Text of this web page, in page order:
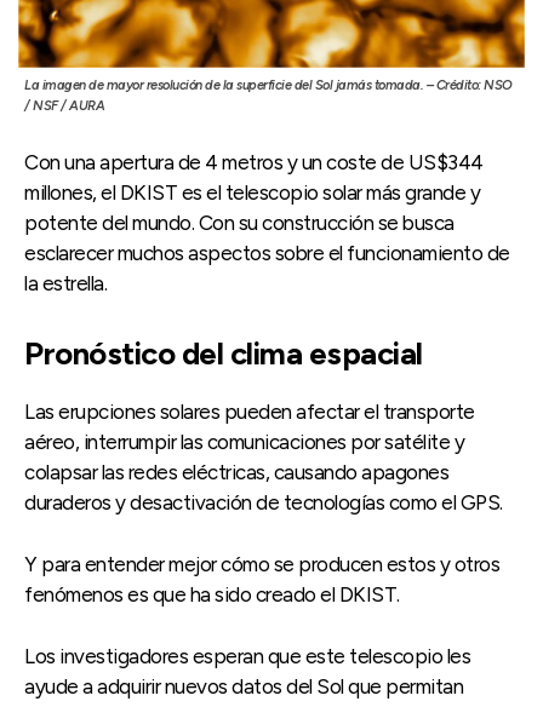
La imagen de mayor resolución de la superficie del Sol jamás tomada. – Crédito: NSO
/ NSF / AURA
Con una apertura de 4 metros y un coste de US$344
millones, el DKIST es el telescopio solar más grande y
potente del mundo. Con su construcción se busca
esclarecer muchos aspectos sobre el funcionamiento de
la estrella.
Pronóstico del clima espacial
Las erupciones solares pueden afectar el transporte
aéreo, interrumpir las comunicaciones por satélite y
colapsar las redes eléctricas, causando apagones
duraderos y desactivación de tecnologías como el GPS.
Y para entender mejor cómo se producen estos y otros
fenómenos es que ha sido creado el DKIST.
Los investigadores esperan que este telescopio les
ayude a adquirir nuevos datos del Sol que permitan